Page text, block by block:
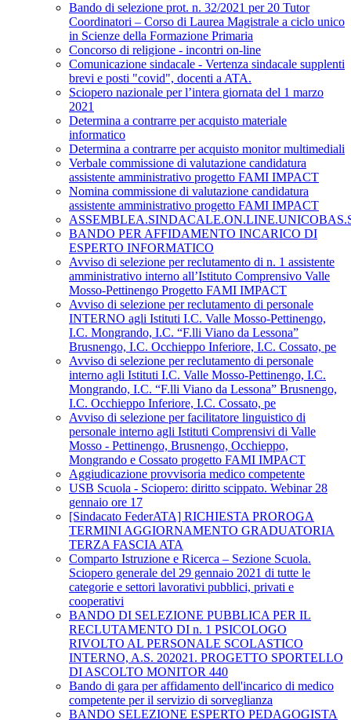
Bando di selezione prot. n. 32/2021 per 20 Tutor
Coordinatori – Corso di Laurea Magistrale a ciclo unico
in Scienze della Formazione Primaria
Concorso di religione - incontri on-line
Comunicazione sindacale - Vertenza sindacale supplenti
brevi e posti "covid", docenti a ATA.
Sciopero nazionale per l’intera giornata del 1 marzo
2021
Determina a contrarre per acquisto materiale
informatico
Determina a contrarre per acquisto monitor multimediali
Verbale commissione di valutazione candidatura
assistente amministrativo progetto FAMI IMPACT
Nomina commissione di valutazione candidatura
assistente amministrativo progetto FAMI IMPACT
BANDO PER AFFIDAMENTO INCARICO DI
ESPERTO INFORMATICO
Avviso di selezione per reclutamento di n. 1 assistente
amministrativo interno all’Istituto Comprensivo Valle
Mosso-Pettinengo Progetto FAMI IMPACT
Avviso di selezione per reclutamento di personale
INTERNO agli Istituti I.C. Valle Mosso-Pettinengo,
I.C. Mongrando, I.C. “F.lli Viano da Lessona”
Brusnengo, I.C. Occhieppo Inferiore, I.C. Cossato, pe
Avviso di selezione per reclutamento di personale
interno agli Istituti I.C. Valle Mosso-Pettinengo, I.C.
Mongrando, I.C. “F.lli Viano da Lessona” Brusnengo,
I.C. Occhieppo Inferiore, I.C. Cossato, pe
Avviso di selezione per facilitatore linguistico di
personale interno agli Istituti Comprensivi di Valle
Mosso - Pettinengo, Brusnengo, Occhieppo,
Mongrando e Cossato progetto FAMI IMPACT
Aggiudicazione provvisoria medico competente
USB Scuola - Sciopero: diritto scippato. Webinar 28
gennaio ore 17
[Sindacato FederATA] RICHIESTA PROROGA
TERMINI AGGIORNAMENTO GRADUATORIA
TERZA FASCIA ATA
Comparto Istruzione e Ricerca – Sezione Scuola.
Sciopero generale del 29 gennaio 2021 di tutte le
categorie e settori lavorativi pubblici, privati e
cooperativi
BANDO DI SELEZIONE PUBBLICA PER IL
RECLUTAMENTO DI n. 1 PSICOLOGO
RIVOLTO AL PERSONALE SCOLASTICO
INTERNO, A.S. 202021. PROGETTO SPORTELLO
DI ASCOLTO MONITOR 440
Bando di gara per affidamento dell'incarico di medico
competente per il servizio di sorveglianza
BANDO SELEZIONE ESPERTO PEDAGOGISTA